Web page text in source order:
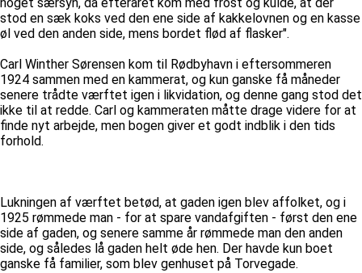
stod en sæk koks ved den ene side af kakkelovnen og en kasse
øl ved den anden side, mens bordet flød af flasker".
Carl Winther Sørensen kom til Rødbyhavn i eftersommeren
1924 sammen med en kammerat, og kun ganske få måneder
senere trådte værftet igen i likvidation, og denne gang stod det
ikke til at redde. Carl og kammeraten måtte drage videre for at
finde nyt arbejde, men bogen giver et godt indblik i den tids
forhold.
Lukningen af værftet betød, at gaden igen blev affolket, og i
1925 rømmede man - for at spare vandafgiften - først den ene
side af gaden, og senere samme år rømmede man den anden
side, og således lå gaden helt øde hen. Der havde kun boet
ganske få familier, som blev genhuset på Torvegade.